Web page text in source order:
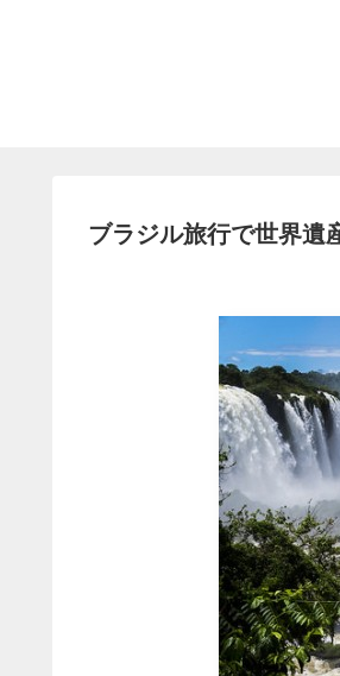
ブラジル旅行で世界遺